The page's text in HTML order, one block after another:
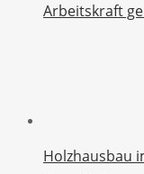
Arbeitskraft
Holzhausbau